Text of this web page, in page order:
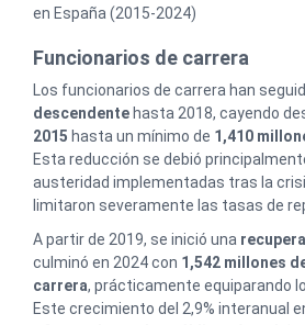
en España (2015-2024)
Funcionarios de carrera
Los funcionarios de carrera han
descendente hasta 2018, cayendo
2015 hasta un mínimo de 1,410
Esta reducción se debió
austeridad implementadas tras la
limitaron severamente las tasas de
A partir de 2019, se inició una
culminó en 2024 con 1,542 millones
carrera, prácticamente equiparando
Este crecimiento del 2,9% interanual